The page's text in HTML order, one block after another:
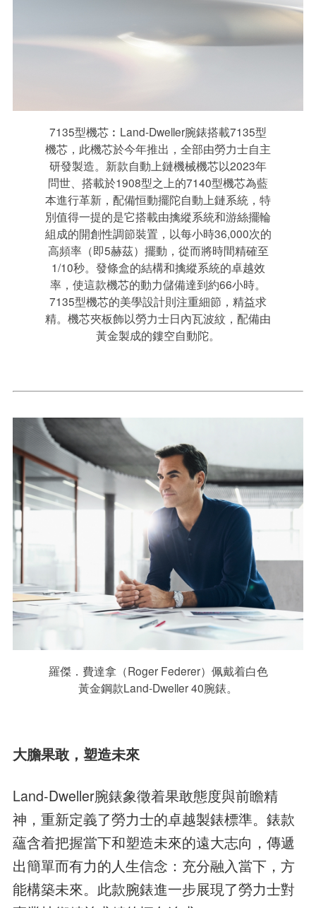
7135型機芯︰Land-Dweller腕錶搭載7135型
機芯，此機芯於今年推出，全部由勞力士自主
研發製造。新款自動上鏈機械機芯以2023年
問世、搭載於1908型之上的7140型機芯為藍
本進行革新，配備恒動擺陀自動上鏈系統，特
別值得一提的是它搭載由擒縱系統和游絲擺輪
組成的開創性調節裝置，以每小時36,000次的
高頻率（即5赫茲）擺動，從而將時間精確至
1/10秒。發條盒的結構和擒縱系統的卓越效
率，使這款機芯的動力儲備達到約66小時。
7135型機芯的美學設計則注重細節，精益求
精。機芯夾板飾以勞力士日內瓦波紋，配備由
黃金製成的鏤空自動陀。
羅傑．費達拿（Roger Federer）佩戴着白色
黃金鋼款Land-Dweller 40腕錶。
大膽果敢，塑造未來
Land-Dweller腕錶象徵着果敢態度與前瞻精
神，重新定義了勞力士的卓越製錶標準。錶款
蘊含着把握當下和塑造未來的遠大志向，傳遞
出簡單而有力的人生信念：充分融入當下，方
能構築未來。此款腕錶進一步展現了勞力士對